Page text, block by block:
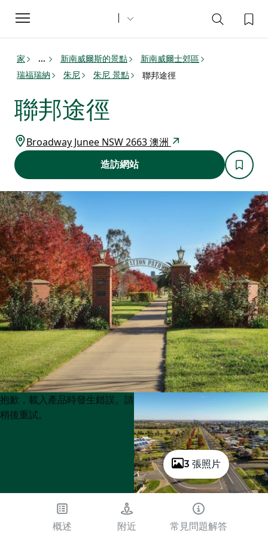
Toggle
navigation
家 ... 新南威爾斯的景點
新南威爾士郊區
瑞福瑞納
朱尼 朱尼 景點 聯邦途徑
聯邦途徑
Broadway Junee NSW 2663 澳洲
造訪網站
3 張照片
Product
List
Product
List
抱歉，載入產品時發生錯誤。請
稍後重試。
概述 附近 常見問題解答